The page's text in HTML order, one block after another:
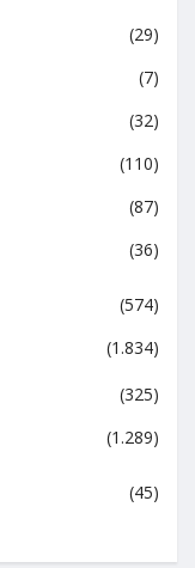
(29)
(7)
(32)
(110)
(87)
(36)
(574)
(1.834)
(325)
(1.289)
(45)